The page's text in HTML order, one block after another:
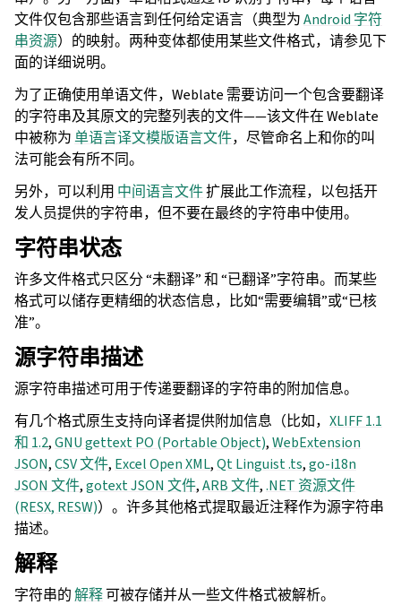
文件仅包含那些语言到任何给定语言（典型为Android 字符
串资源）的映射。两种变体都使用某些文件格式，请参见下
面的详细说明。
为了正确使用单语文件，Weblate 需要访问一个包含要翻译
的字符串及其原文的完整列表的文件——该文件在 Weblate
中被称为单语言译文模版语言文件，尽管命名上和你的叫
法可能会有所不同。
另外，可以利用 中间语言文件扩展此工作流程，以包括开
发人员提供的字符串，但不要在最终的字符串中使用。
字符串状态
许多文件格式只区分 “未翻译” 和 “已翻译”字符串。而某些
格式可以储存更精细的状态信息，比如“需要编辑”或“已核
准”。
源字符串描述
源字符串描述可用于传递要翻译的字符串的附加信息。
有几个格式原生支持向译者提供附加信息（比如， XLIFF 1.1
和 1.2,GNU gettext PO (Portable Object),WebExtension
JSON,CSV 文件, Excel Open XML,Qt Linguist .ts,go-i18n
JSON 文件,gotext JSON 文件,ARB 文件,.NET 资源文件
(RESX, RESW)）。许多其他格式提取最近注释作为源字符串
描述。
解释
字符串的解释可被存储并从一些文件格式被解析。